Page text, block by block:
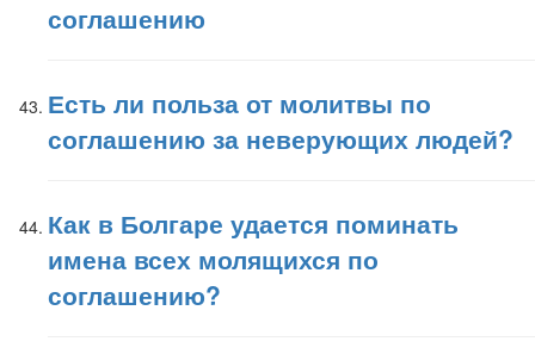
соглашению
Есть ли польза от молитвы по
соглашению за неверующих людей?
Как в Болгаре удается поминать
имена всех молящихся по
соглашению?